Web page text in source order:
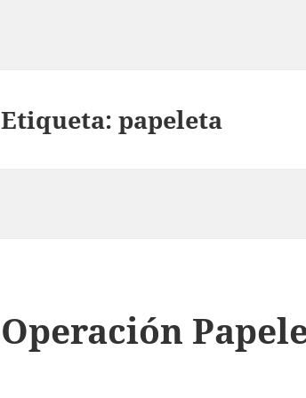
Etiqueta:papeleta
Operación